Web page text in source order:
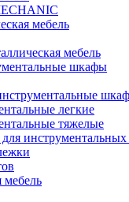
мебель
мебель
шкафы
легкие
тяжелые
мебель